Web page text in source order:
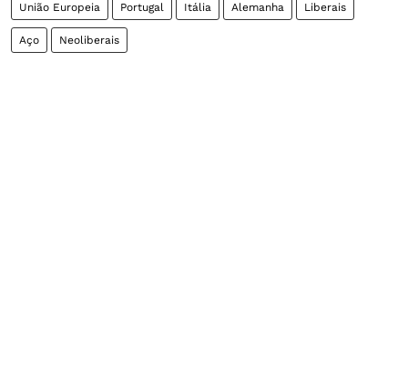
União Europeia Portugal Itália Alemanha Liberais
Aço Neoliberais